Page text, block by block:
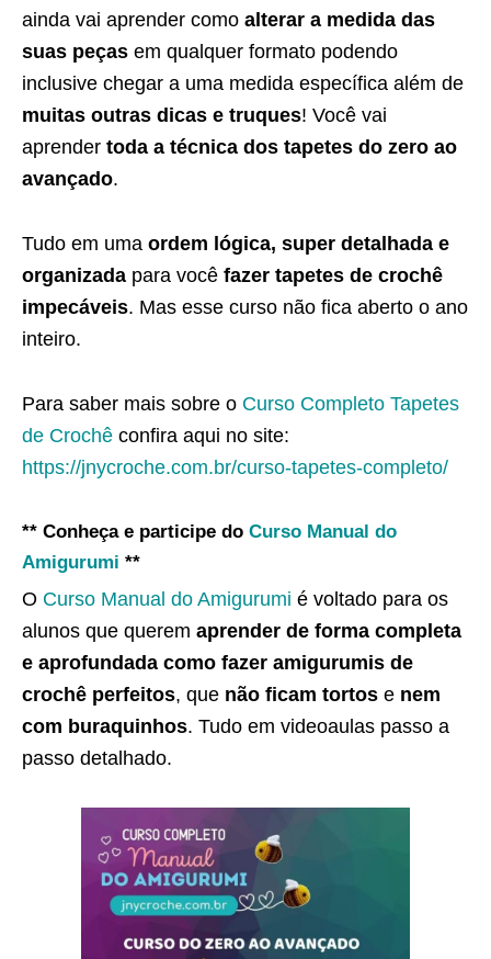
ainda vai aprender como alterar a medida das
suas peças em qualquer formato podendo
inclusive chegar a uma medida específica além de
muitas outras dicas e truques! Você vai
aprender toda a técnica dos tapetes do zero ao
avançado.
Tudo em uma ordem lógica, super detalhada e
organizada para você fazer tapetes de crochê
impecáveis. Mas esse curso não fica aberto o ano
inteiro.
Para saber mais sobre o Curso Completo Tapetes
de Crochê confira aqui no site:
https://jnycroche.com.br/curso-tapetes-completo/
** Conheça e participe do Curso Manual do
Amigurumi **
O Curso Manual do Amigurumi é voltado para os
alunos que querem aprender de forma completa
e aprofundada como fazer amigurumis de
crochê perfeitos, que não ficam tortos e nem
com buraquinhos. Tudo em videoaulas passo a
passo detalhado.